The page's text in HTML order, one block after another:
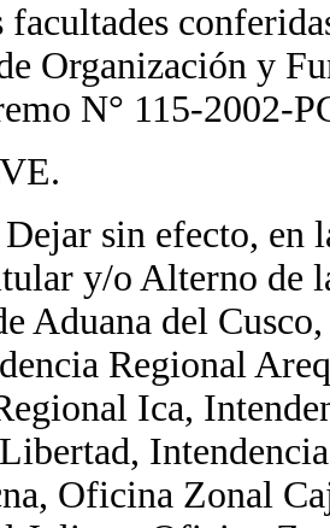
facultades
Organización y
N° 115-2002-
sin efecto, en
y/o Alterno de
Aduana del
Regional
Ica,
Oficina Zonal